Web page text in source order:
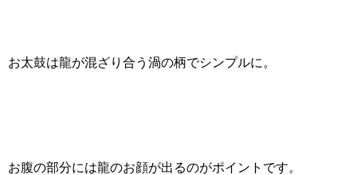
お太鼓は龍が混ざり合う渦の柄でシンプルに。
お腹の部分には龍のお顔が出るのがポイントです。